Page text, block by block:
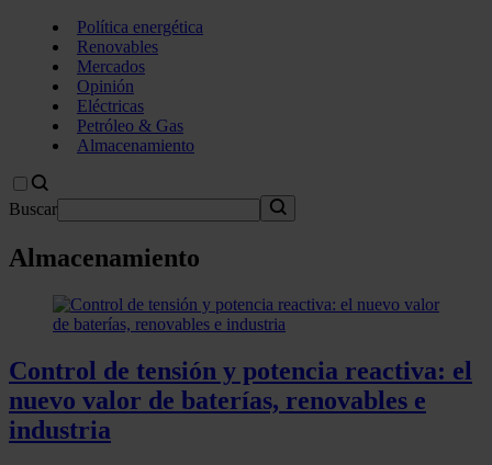
Política energética
Renovables
Mercados
Opinión
Eléctricas
Petróleo & Gas
Almacenamiento
Buscar
Almacenamiento
Control de tensión y potencia reactiva: el
nuevo valor de baterías, renovables e
industria